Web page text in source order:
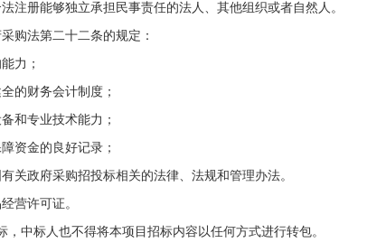
注册能够独立承担民事责任的法人、其他组织或者自然人。
购法第二十二条的规定：
力；
的财务会计制度；
和专业技术能力；
资金的良好记录；
关政府采购招投标相关的法律、法规和管理办法。
营许可证。
，中标人也不得将本项目招标内容以任何方式进行转包。